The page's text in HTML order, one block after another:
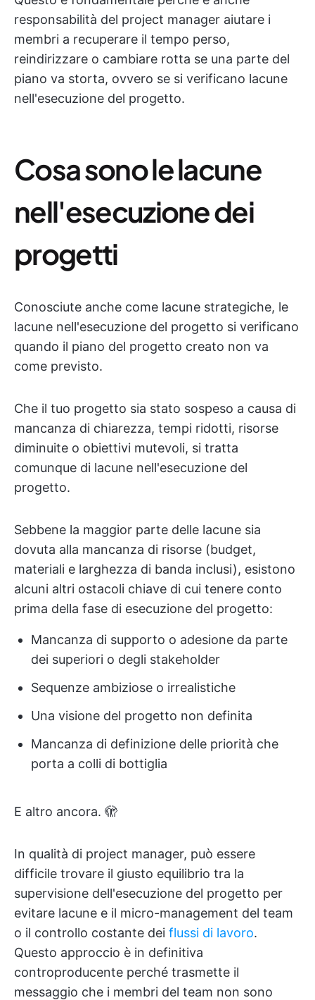
responsabilità del project manager aiutare i
membri a recuperare il tempo perso,
reindirizzare o cambiare rotta se una parte del
piano va storta, ovvero se si verificano lacune
nell'esecuzione del progetto.
Cosa sono le lacune
nell'esecuzione dei
progetti
Conosciute anche come lacune strategiche, le
lacune nell'esecuzione del progetto si verificano
quando il piano del progetto creato non va
come previsto.
Che il tuo progetto sia stato sospeso a causa di
mancanza di chiarezza, tempi ridotti, risorse
diminuite o obiettivi mutevoli, si tratta
comunque di lacune nell'esecuzione del
progetto.
Sebbene la maggior parte delle lacune sia
dovuta alla mancanza di risorse (budget,
materiali e larghezza di banda inclusi), esistono
alcuni altri ostacoli chiave di cui tenere conto
prima della fase di esecuzione del progetto:
Mancanza di supporto o adesione da parte
dei superiori o degli stakeholder
Sequenze ambiziose o irrealistiche
Una visione del progetto non definita
Mancanza di definizione delle priorità che
porta a colli di bottiglia
E altro ancora. 🫣
In qualità di project manager, può essere
difficile trovare il giusto equilibrio tra la
supervisione dell'esecuzione del progetto per
evitare lacune e il micro-management del team
o il controllo costante dei flussi di lavoro.
Questo approccio è in definitiva
controproducente perché trasmette il
messaggio che i membri del team non sono